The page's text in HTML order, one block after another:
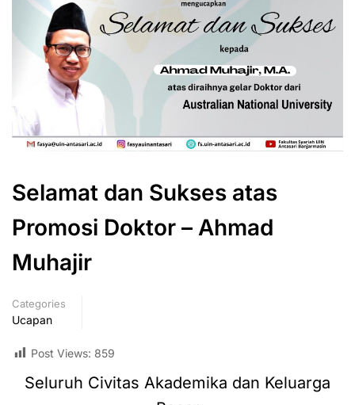
Selamat dan Sukses atas
Promosi Doktor – Ahmad
Muhajir
Categories
Ucapan
Post Views: 859
Seluruh Civitas Akademika dan Keluarga